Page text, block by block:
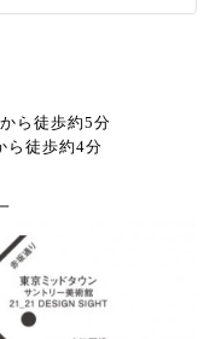
ら徒歩約5分
ら徒歩約4分